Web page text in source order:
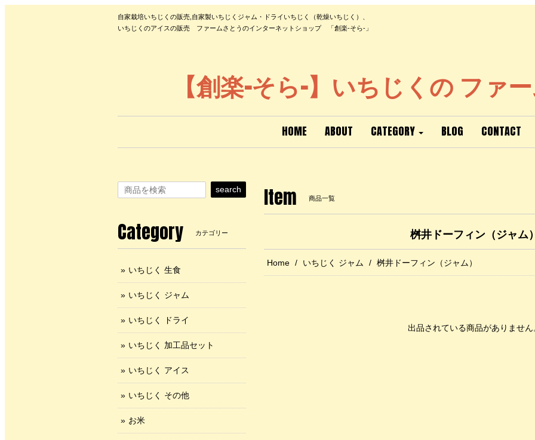
自家栽培いちじくの販売,自家製いちじくジャム・ドライいちじく（乾燥いちじく）、
いちじくのアイスの販売 ファームさとうのインターネットショップ 「創楽-そら-」
【創楽-そら-】いちじくの ファ
HOME ABOUT CATEGORY BLOG CONTACT
Item 商品一覧
桝井ドーフィン（ジャム
Home いちじく ジャム 桝井ドーフィン（ジャム）
出品されている商品がありません
search
Category カテゴリー
いちじく 生食
いちじく ジャム
いちじく ドライ
いちじく 加工品セット
いちじく アイス
いちじく その他
お米